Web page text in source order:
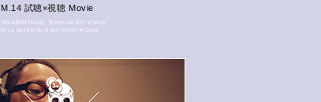
M.14 試聴×視聴 Movie
“AMARANTHUS” “HAKKIN NO YOAKE”
M.14 SHICHOU X SHICHOU MOVIE